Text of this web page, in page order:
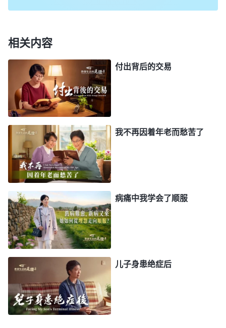
望，看自己的结局能不能改变，可我不但没有看到自
己想要的福分，反而是严厉的审判。尤其看到神的话
说：“凡是效力的、凡是属魔鬼的都是无灵的死人，
都得废去归于乌有，这个是我经营计划的奥秘，是我
经营计划中人测不透的，但又是向所有的人公开的。
不是属我的，便是敌我的，属我的，便是与我相合
的，这是毫无异议的，是我审判撒但的原则。这一条
应人人都知道，方能看见我的公义、正直——凡是出
于撒但的都审判、焚烧，都化为灰烬，这也是我的烈
怒，更见我的性情。”《话・卷一 神的显现与作工・基
督起初的发表・第一百零八篇》
就都退去！不要总赖在我的家里，不要总是厚着脸皮
混饭吃，凡是属撒但的，就都是魔鬼之子，是永远灭
亡的。”《话・卷一 神的显现与作工・基督起初的发表・
第一百零九篇》看到神对效力者的审判、咒诅，我彻
底失望了，感觉真就像落到了无底深坑，那种痛苦的
滋味不知道该怎么形容。就觉得昨天我还在神的怀抱
相关内容
付出背后的交易
我不再因着年老而愁苦了
病痛中我学会了顺服
儿子身患绝症后